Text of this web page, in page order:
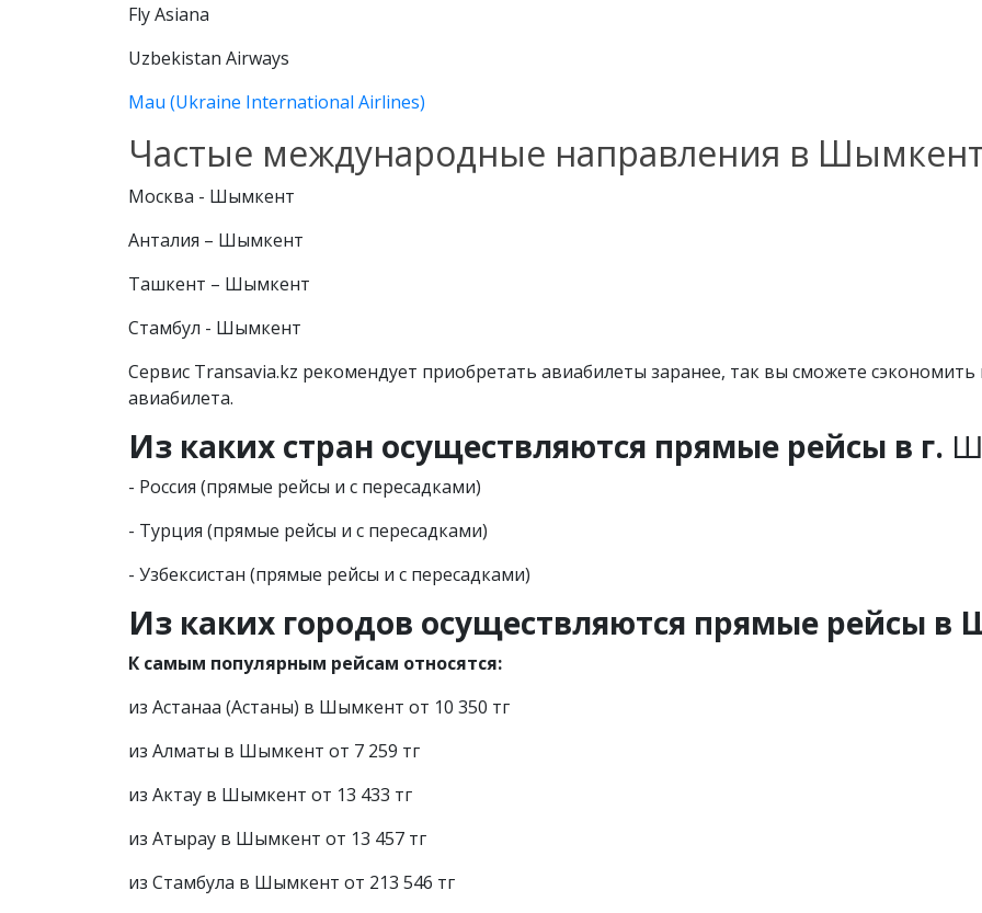
Fly Asiana
Uzbekistan Airways
Mau (Ukraine International Airlines)
Частые международные направления в
Москва - Шымкент
Анталия – Шымкент
Ташкент – Шымкент
Стамбул - Шымкент
Сервис Transavia.kz рекомендует приобретать авиабилеты заранее, так вы сможете
авиабилета.
Из каких стран осуществляются прямые рейсы в г.
- Россия (прямые рейсы и с пересадками)
- Турция (прямые рейсы и с пересадками)
- Узбексистан (прямые рейсы и с пересадками)
Из каких городов осуществляются прямые рейсы в
К самым популярным рейсам относятся:
из Астанаа (Астаны) в Шымкент от 10 350 тг
из Алматы в Шымкент от 7 259 тг
из Актау в Шымкент от 13 433 тг
из Атырау в Шымкент от 13 457 тг
из Стамбула в Шымкент от 213 546 тг